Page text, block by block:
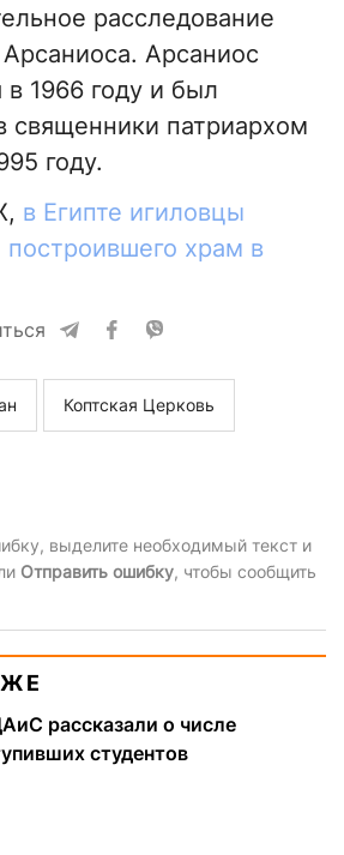
расследование
Арсаниос
1966 году и был
священники патриархом
году.
в Египте игиловцы
построившего храм в
Коптская Церковь
выделите необходимый текст и
Отправить ошибку, чтобы сообщить
рассказали о числе
студентов